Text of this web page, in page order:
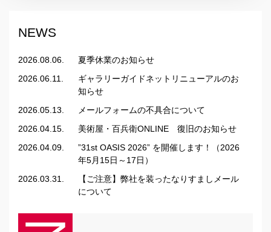
NEWS
2026.08.06.
夏季休業のお知らせ
2026.06.11.
ギャラリーガイドネットリニューアルのお
知らせ
2026.05.13.
メールフォームの不具合について
2026.04.15.
美術屋・百兵衛ONLINE 復旧のお知らせ
2026.04.09.
”31st OASIS 2026” を開催します！（2026
年5月15日～17日）
2026.03.31.
【ご注意】弊社を装ったなりすましメール
について